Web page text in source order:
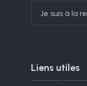
for:
Liens utiles